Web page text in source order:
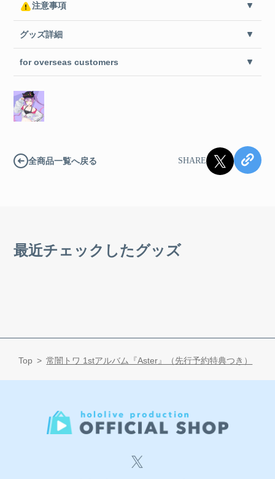
注意事項
グッズ詳細
for overseas customers
全商品一覧へ戻る SHARE
最近チェックしたグッズ
Top 常闇トワ 1stアルバム『Aster』（先行予約特典つき）